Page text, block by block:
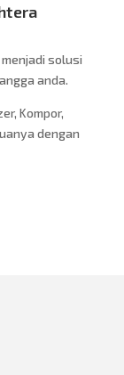
solusi
anda.
Kompor,
dengan